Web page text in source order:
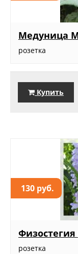
Медуница
розетка
Купить
130 руб.
Физостегия
розетка